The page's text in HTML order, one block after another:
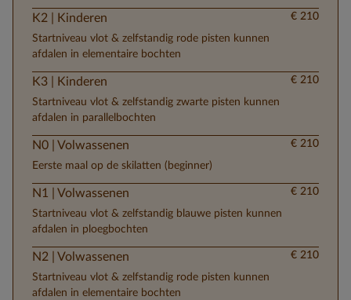
K2 | Kinderen
Startniveau vlot & zelfstandig rode pisten kunnen
afdalen in elementaire bochten
€ 210
K3 | Kinderen
Startniveau vlot & zelfstandig zwarte pisten kunnen
afdalen in parallelbochten
€ 210
N0 | Volwassenen
Eerste maal op de skilatten (beginner)
€ 210
N1 | Volwassenen
Startniveau vlot & zelfstandig blauwe pisten kunnen
afdalen in ploegbochten
€ 210
N2 | Volwassenen
Startniveau vlot & zelfstandig rode pisten kunnen
afdalen in elementaire bochten
€ 210